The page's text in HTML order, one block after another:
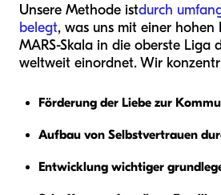
Unsere Methode istdurch
belegt, was uns mit einer
MARS-Skala in die oberste Liga
weltweit einordnet. Wir
Förderung der Liebe zur
Aufbau von Selbstvertrauen
Entwicklung wichtiger